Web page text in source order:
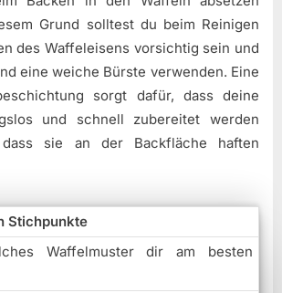
Grund solltest du beim Reinigen
des Waffeleisens vorsichtig sein und
eine weiche Bürste verwenden. Eine
sorgt dafür, dass deine
und schnell zubereitet werden
sie an der Backfläche haften
Stichpunkte
Waffelmuster dir am besten